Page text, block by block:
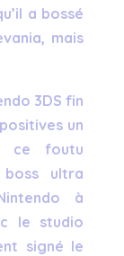
a bossé
mais
3DS fin
un
ce foutu
ultra
à
le studio
signé le